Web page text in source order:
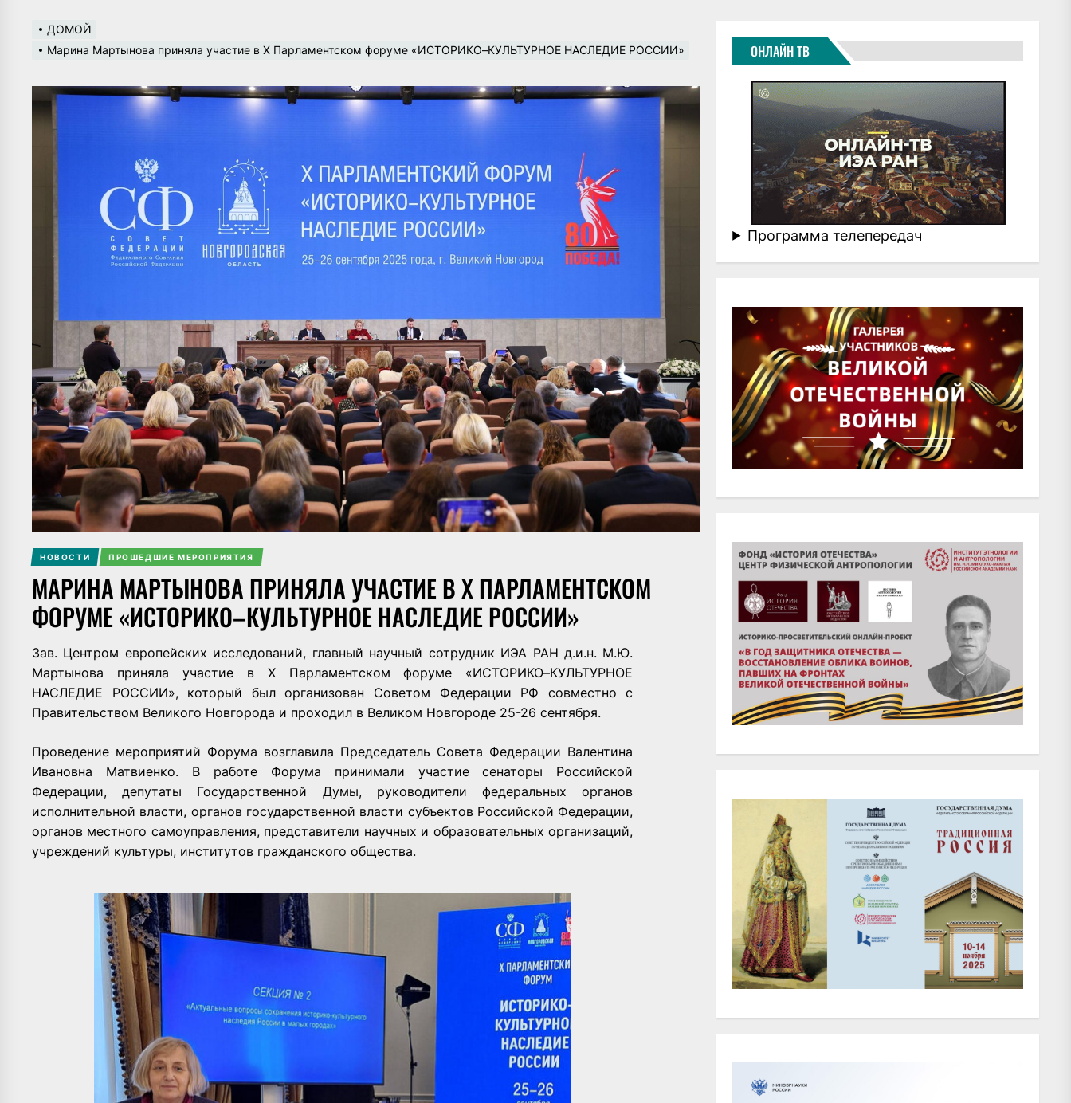
ДОМОЙ
Марина Мартынова приняла участие в X Парламентском форуме «ИСТОРИКО–КУЛЬТУРНОЕ НАСЛЕДИЕ РОССИИ»
НОВОСТИ ПРОШЕДШИЕ МЕРОПРИЯТИЯ
МАРИНА МАРТЫНОВА ПРИНЯЛА УЧАСТИЕ В X ПАРЛАМЕНТСКОМ
ФОРУМЕ «ИСТОРИКО–КУЛЬТУРНОЕ НАСЛЕДИЕ РОССИИ»
Зав. Центром европейских исследований, главный научный сотрудник ИЭА РАН д.и.н. М.Ю.
Мартынова приняла участие в X Парламентском форуме «ИСТОРИКО–КУЛЬТУРНОЕ
НАСЛЕДИЕ РОССИИ», который был организован Советом Федерации РФ совместно с
Правительством Великого Новгорода и проходил в Великом Новгороде 25-26 сентября.
Проведение мероприятий Форума возглавила Председатель Совета Федерации Валентина
Ивановна Матвиенко. В работе Форума принимали участие сенаторы Российской
Федерации, депутаты Государственной Думы, руководители федеральных органов
исполнительной власти, органов государственной власти субъектов Российской Федерации,
органов местного самоуправления, представители научных и образовательных организаций,
учреждений культуры, институтов гражданского общества.
ОНЛАЙН ТВ
Программа телепередач